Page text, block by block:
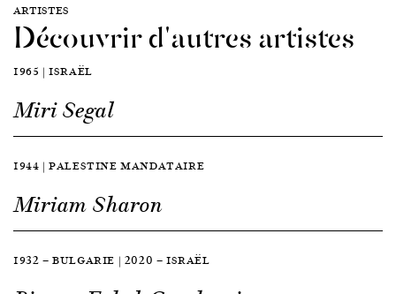
ARTISTES
Découvrir d'autres artistes
1965 | ISRAËL
Miri Segal
1944 | PALESTINE MANDATAIRE
Miriam Sharon
1932 — BULGARIE | 2020 — ISRAËL